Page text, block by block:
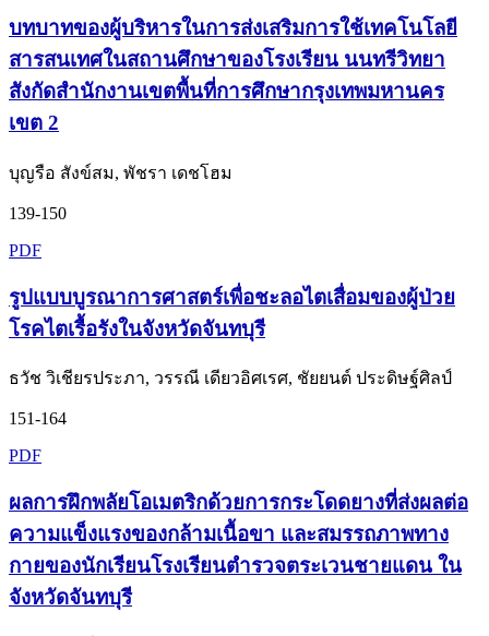
บทบาทของผู้บริหารในการส่งเสริมการใช้เทคโนโลยี
สารสนเทศในสถานศึกษาของโรงเรียน นนทรีวิทยา
สังกัดสำนักงานเขตพื้นที่การศึกษากรุงเทพมหานคร
เขต 2
บุญรือ สังข์สม, พัชรา เดชโฮม
139-150
PDF
รูปแบบบูรณาการศาสตร์เพื่อชะลอไตเสื่อมของผู้ป่วย
โรคไตเรื้อรังในจังหวัดจันทบุรี
ธวัช วิเชียรประภา, วรรณี เดียวอิศเรศ, ชัยยนต์ ประดิษฐ์ศิลป์
151-164
PDF
ผลการฝึกพลัยโอเมตริกด้วยการกระโดดยางที่ส่งผลต่อ
ความแข็งแรงของกล้ามเนื้อขา และสมรรถภาพทาง
กายของนักเรียนโรงเรียนตำรวจตระเวนชายแดน ใน
จังหวัดจันทบุรี